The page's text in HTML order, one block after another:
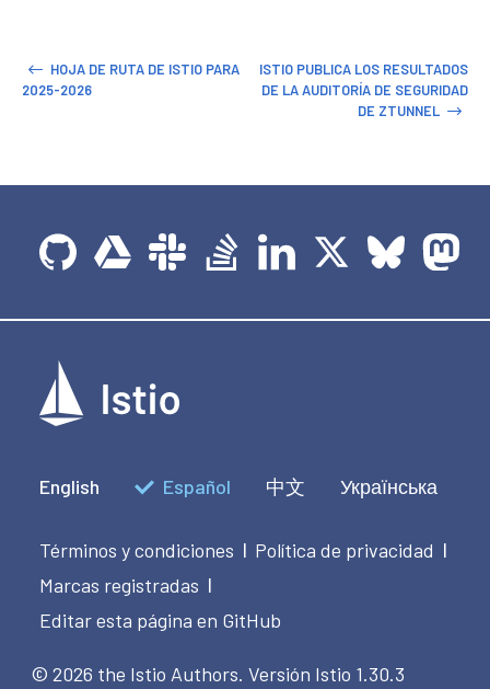
HOJA DE RUTA DE ISTIO PARA
2025-2026
ISTIO PUBLICA LOS RESULTADOS
DE LA AUDITORÍA DE SEGURIDAD
DE ZTUNNEL
English Español 中文 Українська
Términos y condiciones | Política de privacidad |
Marcas registradas |
Editar esta página en GitHub
© 2026 the Istio Authors. Versión Istio 1.30.3